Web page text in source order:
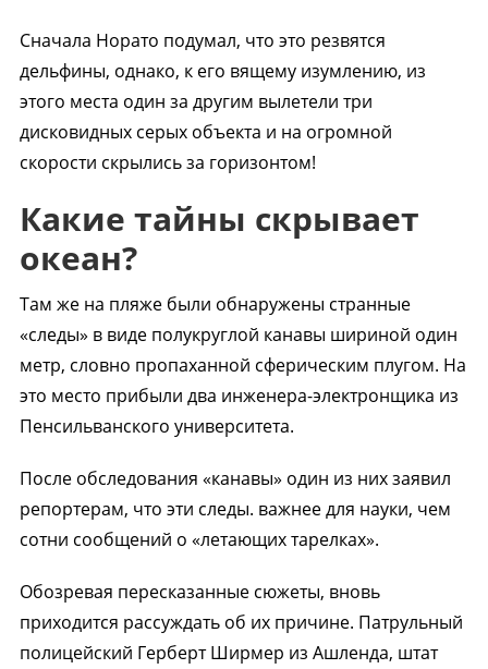
Сначала Норато подумал, что это резвятся
дельфины, однако, к его вящему изумлению, из
этого места один за другим вылетели три
дисковидных серых объекта и на огромной
скорости скрылись за горизонтом!
Какие тайны скрывает
океан?
Там же на пляже были обнаружены странные
«следы» в виде полукруглой канавы шириной один
метр, словно пропаханной сферическим плугом. На
это место прибыли два инженера-электронщика из
Пенсильванского университета.
После обследования «канавы» один из них заявил
репортерам, что эти следы. важнее для науки, чем
сотни сообщений о «летающих тарелках».
Обозревая пересказанные сюжеты, вновь
приходится рассуждать об их причине. Патрульный
полицейский Герберт Ширмер из Ашленда, штат